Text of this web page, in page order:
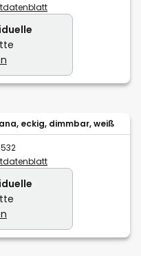
eckig, dimmbar, weiß